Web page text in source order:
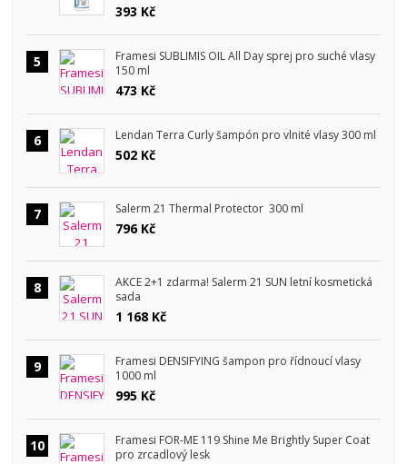
393 Kč
5
Framesi SUBLIMIS OIL All Day sprej pro suché vlasy
150 ml
473 Kč
6 Lendan Terra Curly šampón pro vlnité vlasy 300 ml
502 Kč
7 Salerm 21 Thermal Protector 300 ml
796 Kč
8
AKCE 2+1 zdarma! Salerm 21 SUN letní kosmetická
sada
1 168 Kč
9
Framesi DENSIFYING šampon pro řídnoucí vlasy
1000 ml
995 Kč
10
Framesi FOR-ME 119 Shine Me Brightly Super Coat
pro zrcadlový lesk